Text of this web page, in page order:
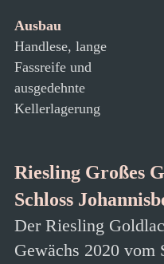
Ausbau
Handlese, lange
Fassreife und
ausgedehnte
Kellerlagerung
Riesling Großes
Schloss
Der Riesling
Gewächs 2020 vom